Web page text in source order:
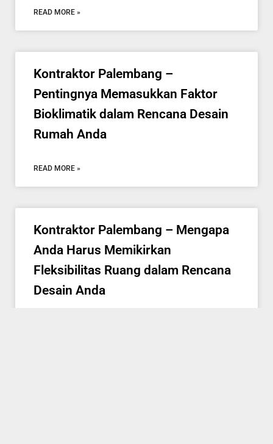
READ MORE »
Kontraktor Palembang –
Pentingnya Memasukkan Faktor
Bioklimatik dalam Rencana Desain
Rumah Anda
READ MORE »
Kontraktor Palembang – Mengapa
Anda Harus Memikirkan
Fleksibilitas Ruang dalam Rencana
Desain Anda